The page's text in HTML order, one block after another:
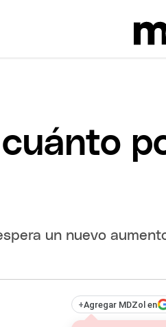
un nuevo
+Agregar MDZol en